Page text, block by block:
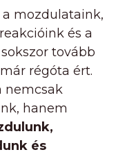
a mozdulataink,
és a
tovább
régóta ért.
nemcsak
hanem
és